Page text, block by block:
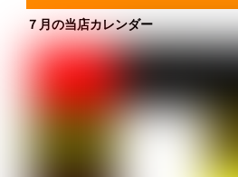
７月の当店カレンダー